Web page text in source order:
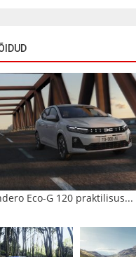
Eco-G 120 praktilisus...